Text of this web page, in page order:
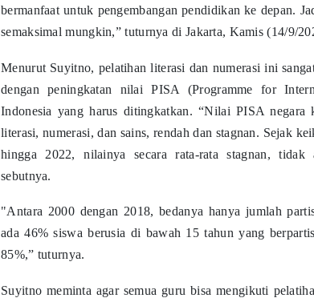
bermanfaat untuk pengembangan pendidikan ke depan.
semaksimal mungkin,” tuturnya di Jakarta, Kamis (14/9/
Menurut Suyitno, pelatihan literasi dan numerasi ini
dengan peningkatan nilai PISA (Programme for
Indonesia yang harus ditingkatkan. “Nilai PISA
literasi, numerasi, dan sains, rendah dan stagnan. Sejak
hingga 2022, nilainya secara rata-rata stagnan, tidak
sebutnya.
"Antara 2000 dengan 2018, bedanya hanya jumlah
ada 46% siswa berusia di bawah 15 tahun yang
85%,” tuturnya.
Suyitno meminta agar semua guru bisa mengikuti